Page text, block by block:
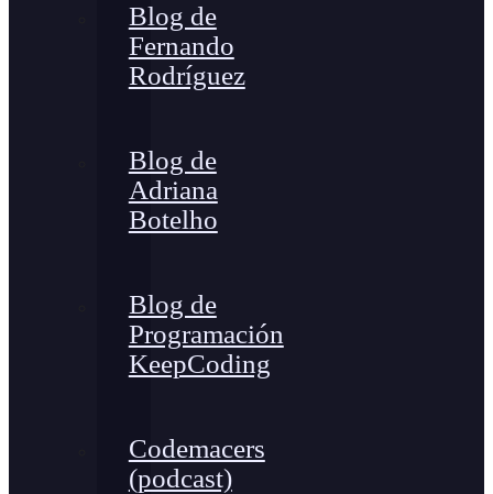
Blog de
Fernando
Rodríguez
Blog de
Adriana
Botelho
Blog de
Programación
KeepCoding
Codemacers
(podcast)